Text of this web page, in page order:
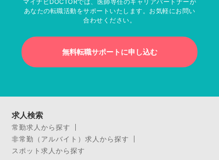
マイナビDOCTORでは、医師専任のキャリアパートナーが
あなたの転職活動をサポートいたします。お気軽にお問い
合わせください。
無料転職サポートに申し込む
求人検索
常勤求人から探す
非常勤（アルバイト）求人から探す
スポット求人から探す